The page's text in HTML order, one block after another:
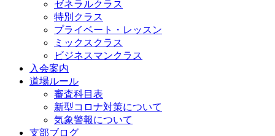
ゼネラルクラス
特別クラス
プライベート・レッスン
ミックスクラス
ビジネスマンクラス
入会案内
道場ルール
審査科目表
新型コロナ対策について
気象警報について
支部ブログ